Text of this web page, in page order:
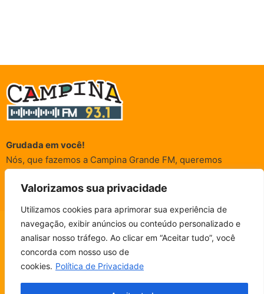
Valorizamos sua privacidade
Utilizamos cookies para aprimorar sua experiência de
navegação, exibir anúncios ou conteúdo personalizado e
analisar nosso tráfego. Ao clicar em “Aceitar tudo”, você
concorda com nosso uso de
cookies. Política de Privacidade
CAMPINA FM - AO VIVO
ESCUTE SEM PARAR!
Grudada em você!
Nós, que fazemos a Campina Grande FM, queremos
acompanham sempre. É para vocês que a Rádio existe e por
vocês que as informações (informativas, de entretenimento,
promocionais e de conscientização) são realizadas.
© Campina FM 1978 – 2026. Termos de Uso
rox PublicidadeFala, ouvinte!